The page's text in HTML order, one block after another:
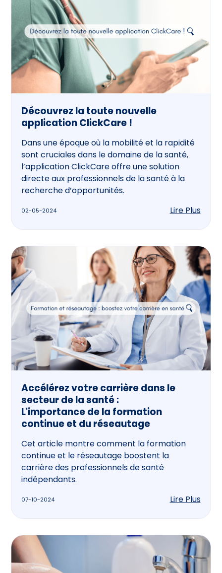
Découvrez la toute nouvelle
application ClickCare !
Dans une époque où la mobilité et la rapidité
sont cruciales dans le domaine de la santé,
l’application ClickCare offre une solution
directe aux professionnels de la santé à la
recherche d’opportunités.
02-05-2024 Lire Plus
Accélérez votre carrière dans le
secteur de la santé :
L'importance de la formation
continue et du réseautage
Cet article montre comment la formation
continue et le réseautage boostent la
carrière des professionnels de santé
indépendants.
07-10-2024 Lire Plus